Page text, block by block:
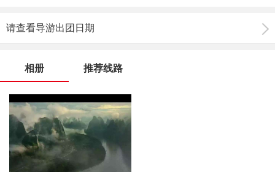
请查看导游出团日期
相册 推荐线路